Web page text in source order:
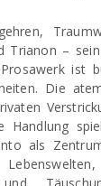
Trianon –
ist
Die
Handlung
als